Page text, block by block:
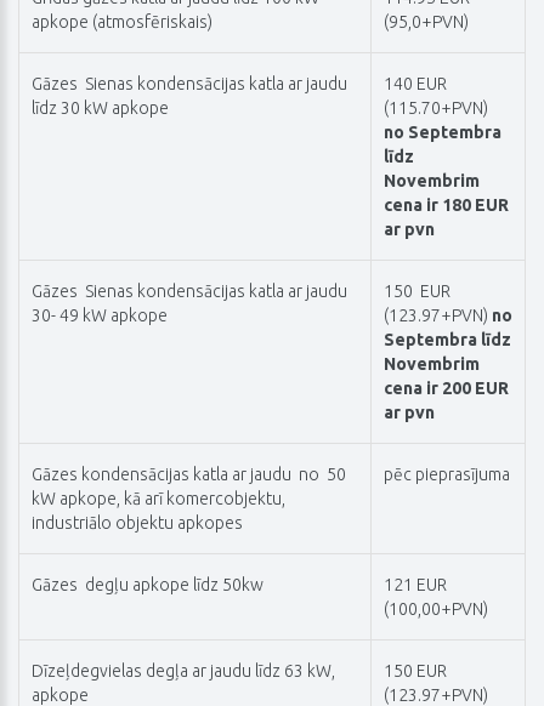
apkope (atmosfēriskais)
(95,0+PVN)
Gāzes Sienas kondensācijas katla ar jaudu
līdz 30 kW apkope
140 EUR
(115.70+PVN)
no Septembra
līdz
Novembrim
cena ir 180 EUR
ar pvn
Gāzes Sienas kondensācijas katla ar jaudu
30- 49 kW apkope
150 EUR
(123.97+PVN) no
Septembra līdz
Novembrim
cena ir 200 EUR
ar pvn
Gāzes kondensācijas katla ar jaudu no 50
kW apkope, kā arī komercobjektu,
industriālo objektu apkopes
pēc pieprasījuma
Gāzes degļu apkope līdz 50kw
121 EUR
(100,00+PVN)
Dīzeļdegvielas degļa ar jaudu līdz 63 kW,
apkope
150 EUR
(123.97+PVN)